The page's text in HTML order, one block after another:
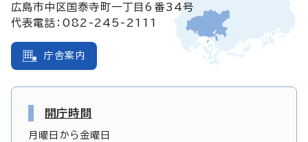
広島市中区国泰寺町一丁目6番34号
代表電話：082-245-2111
庁舎案内
開庁時間
月曜日から金曜日